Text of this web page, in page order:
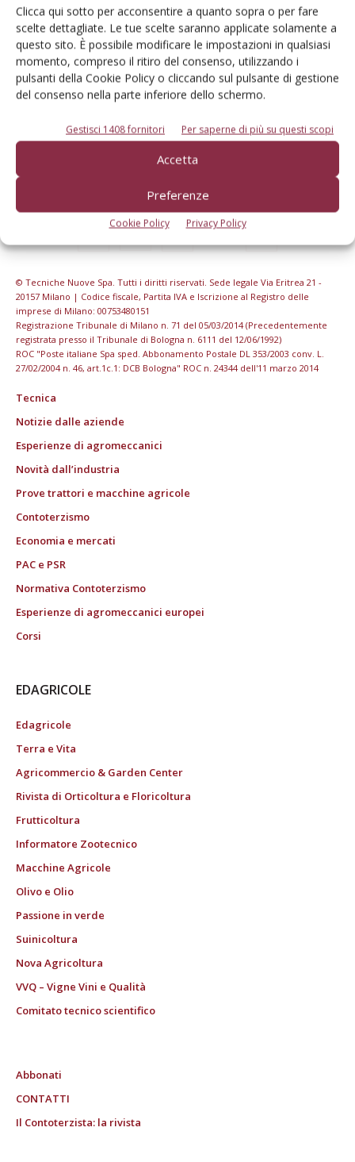
Clicca qui sotto per acconsentire a quanto sopra o per fare
scelte dettagliate. Le tue scelte saranno applicate solamente a
questo sito. È possibile modificare le impostazioni in qualsiasi
momento, compreso il ritiro del consenso, utilizzando i
pulsanti della Cookie Policy o cliccando sul pulsante di gestione
del consenso nella parte inferiore dello schermo.
Gestisci 1408 fornitori Per saperne di più su questi scopi
Accetta
Preferenze
Cookie Policy Privacy Policy
Iscriviti alle nostre newsletter
© Tecniche Nuove Spa. Tutti i diritti riservati. Sede legale Via Eritrea 21 -
20157 Milano | Codice fiscale, Partita IVA e Iscrizione al Registro delle
imprese di Milano: 00753480151
Registrazione Tribunale di Milano n. 71 del 05/03/2014 (Precedentemente
registrata presso il Tribunale di Bologna n. 6111 del 12/06/1992)
ROC "Poste italiane Spa sped. Abbonamento Postale DL 353/2003 conv. L.
27/02/2004 n. 46, art.1c.1: DCB Bologna" ROC n. 24344 dell'11 marzo 2014
Tecnica
Notizie dalle aziende
Esperienze di agromeccanici
Novità dall’industria
Prove trattori e macchine agricole
Contoterzismo
Economia e mercati
PAC e PSR
Normativa Contoterzismo
Esperienze di agromeccanici europei
Corsi
EDAGRICOLE
Edagricole
Terra e Vita
Agricommercio & Garden Center
Rivista di Orticoltura e Floricoltura
Frutticoltura
Informatore Zootecnico
Macchine Agricole
Olivo e Olio
Passione in verde
Suinicoltura
Nova Agricoltura
VVQ – Vigne Vini e Qualità
Comitato tecnico scientifico
Abbonati
CONTATTI
Il Contoterzista: la rivista